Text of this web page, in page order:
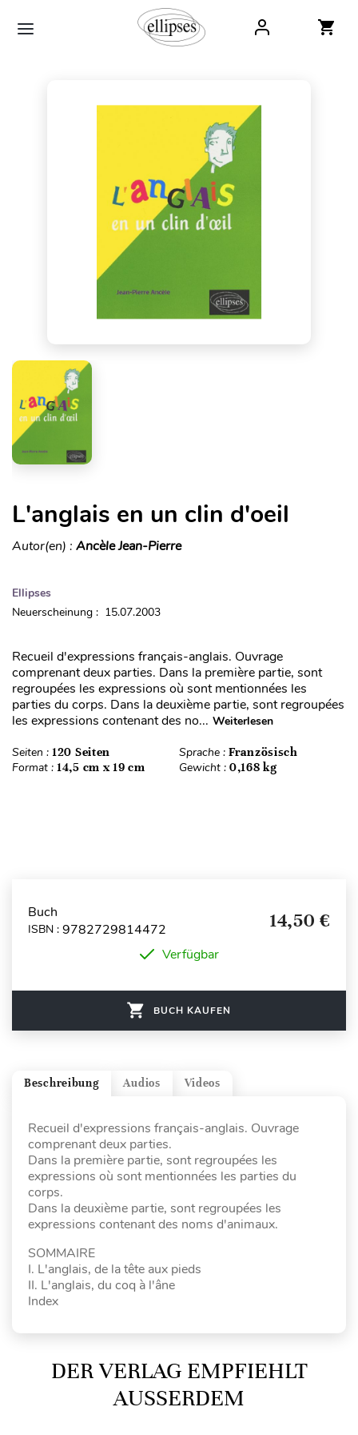
L'anglais en un clin d'oeil
Autor(en) : Ancèle Jean-Pierre
Ellipses
Neuerscheinung : 15.07.2003
Recueil d'expressions français-anglais. Ouvrage
comprenant deux parties. Dans la première partie, sont
regroupées les expressions où sont mentionnées les
parties du corps. Dans la deuxième partie, sont regroupées
les expressions contenant des no... Weiterlesen
Seiten : 120 Seiten Sprache : Französisch
Format : 14,5 cm x 19 cm Gewicht : 0,168 kg
Buch
ISBN : 9782729814472 14,50 €
Verfügbar
BUCH KAUFEN
Videos
Audios
Beschreibung
Recueil d'expressions français-anglais. Ouvrage
comprenant deux parties.
Dans la première partie, sont regroupées les
expressions où sont mentionnées les parties du
corps.
Dans la deuxième partie, sont regroupées les
expressions contenant des noms d'animaux.
SOMMAIRE
I. L'anglais, de la tête aux pieds
II. L'anglais, du coq à l'âne
Index
DER VERLAG EMPFIEHLT
AUSSERDEM